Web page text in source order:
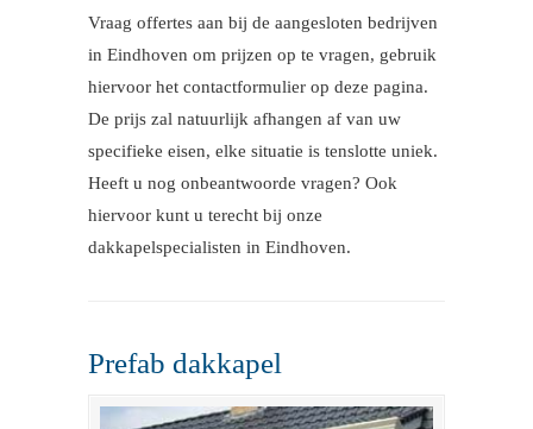
Vraag offertes aan bij de aangesloten bedrijven
in Eindhoven om prijzen op te vragen, gebruik
hiervoor het contactformulier op deze pagina.
De prijs zal natuurlijk afhangen af van uw
specifieke eisen, elke situatie is tenslotte uniek.
Heeft u nog onbeantwoorde vragen? Ook
hiervoor kunt u terecht bij onze
dakkapelspecialisten in Eindhoven.
Prefab dakkapel